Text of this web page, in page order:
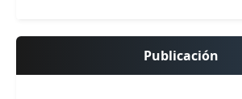
Publicación